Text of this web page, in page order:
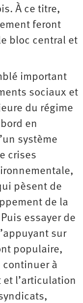
À ce titre,
feront
bloc central et
important
sociaux et
du régime
en
système
crises
pèsent de
de la
essayer de
sur
populaire,
continuer à
l’articulation